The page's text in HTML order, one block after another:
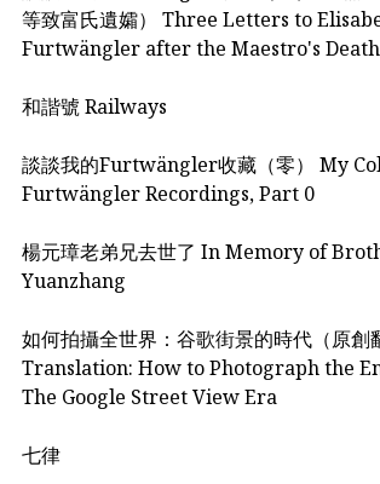
等致富氏遺孀） Three Letters to
Furtwängler after the Maestro's Death
和諧號 Railways
談談我的Furtwängler收藏（零） My
Furtwängler Recordings, Part 0
楊元璋老弟兄去世了 In Memory of
Yuanzhang
如何拍攝全世界：谷歌街景的時代（原創
Translation: How to Photograph the
The Google Street View Era
七律